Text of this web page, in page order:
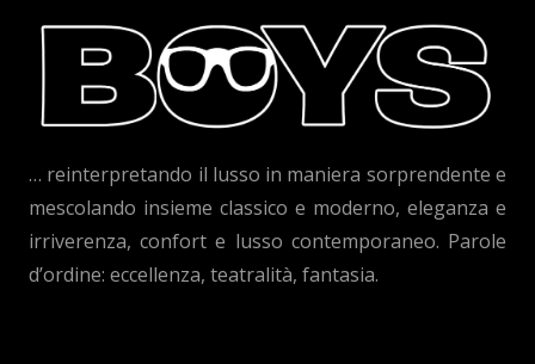
… reinterpretando il lusso in maniera sorprendente e
mescolando insieme classico e moderno, eleganza e
irriverenza, confort e lusso contemporaneo. Parole
d’ordine: eccellenza, teatralità, fantasia.